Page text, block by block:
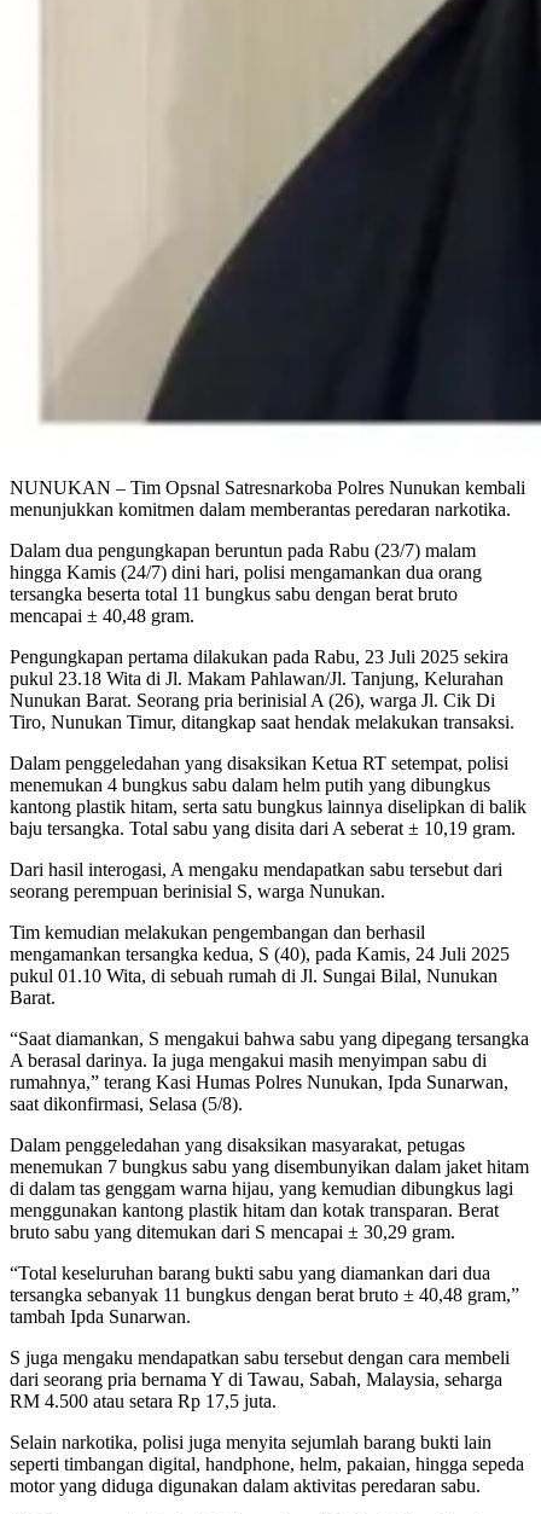
NUNUKAN – Tim Opsnal Satresnarkoba Polres Nunukan kembali
menunjukkan komitmen dalam memberantas peredaran narkotika.
Dalam dua pengungkapan beruntun pada Rabu (23/7) malam
hingga Kamis (24/7) dini hari, polisi mengamankan dua orang
tersangka beserta total 11 bungkus sabu dengan berat bruto
mencapai ± 40,48 gram.
Pengungkapan pertama dilakukan pada Rabu, 23 Juli 2025 sekira
pukul 23.18 Wita di Jl. Makam Pahlawan/Jl. Tanjung, Kelurahan
Nunukan Barat. Seorang pria berinisial A (26), warga Jl. Cik Di
Tiro, Nunukan Timur, ditangkap saat hendak melakukan transaksi.
Dalam penggeledahan yang disaksikan Ketua RT setempat, polisi
menemukan 4 bungkus sabu dalam helm putih yang dibungkus
kantong plastik hitam, serta satu bungkus lainnya diselipkan di balik
baju tersangka. Total sabu yang disita dari A seberat ± 10,19 gram.
Dari hasil interogasi, A mengaku mendapatkan sabu tersebut dari
seorang perempuan berinisial S, warga Nunukan.
Tim kemudian melakukan pengembangan dan berhasil
mengamankan tersangka kedua, S (40), pada Kamis, 24 Juli 2025
pukul 01.10 Wita, di sebuah rumah di Jl. Sungai Bilal, Nunukan
Barat.
“Saat diamankan, S mengakui bahwa sabu yang dipegang tersangka
A berasal darinya. Ia juga mengakui masih menyimpan sabu di
rumahnya,” terang Kasi Humas Polres Nunukan, Ipda Sunarwan,
saat dikonfirmasi, Selasa (5/8).
Dalam penggeledahan yang disaksikan masyarakat, petugas
menemukan 7 bungkus sabu yang disembunyikan dalam jaket hitam
di dalam tas genggam warna hijau, yang kemudian dibungkus lagi
menggunakan kantong plastik hitam dan kotak transparan. Berat
bruto sabu yang ditemukan dari S mencapai ± 30,29 gram.
“Total keseluruhan barang bukti sabu yang diamankan dari dua
tersangka sebanyak 11 bungkus dengan berat bruto ± 40,48 gram,”
tambah Ipda Sunarwan.
S juga mengaku mendapatkan sabu tersebut dengan cara membeli
dari seorang pria bernama Y di Tawau, Sabah, Malaysia, seharga
RM 4.500 atau setara Rp 17,5 juta.
Selain narkotika, polisi juga menyita sejumlah barang bukti lain
seperti timbangan digital, handphone, helm, pakaian, hingga sepeda
motor yang diduga digunakan dalam aktivitas peredaran sabu.